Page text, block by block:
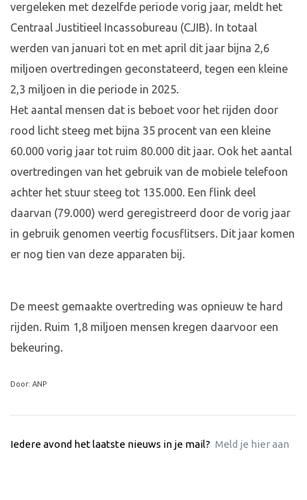
vergeleken met dezelfde periode vorig jaar, meldt het
Centraal Justitieel Incassobureau (CJIB). In totaal
werden van januari tot en met april dit jaar bijna 2,6
miljoen overtredingen geconstateerd, tegen een kleine
2,3 miljoen in die periode in 2025.
Het aantal mensen dat is beboet voor het rijden door
rood licht steeg met bijna 35 procent van een kleine
60.000 vorig jaar tot ruim 80.000 dit jaar. Ook het aantal
overtredingen van het gebruik van de mobiele telefoon
achter het stuur steeg tot 135.000. Een flink deel
daarvan (79.000) werd geregistreerd door de vorig jaar
in gebruik genomen veertig focusflitsers. Dit jaar komen
er nog tien van deze apparaten bij.
De meest gemaakte overtreding was opnieuw te hard
rijden. Ruim 1,8 miljoen mensen kregen daarvoor een
bekeuring.
Door: ANP
Iedere avond het laatste nieuws in je mail? Meld je hier aan